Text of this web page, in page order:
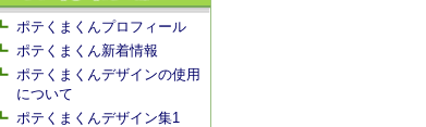
ポテくまくんプロフィール
ポテくまくん新着情報
ポテくまくんデザインの使用
について
ポテくまくんデザイン集1